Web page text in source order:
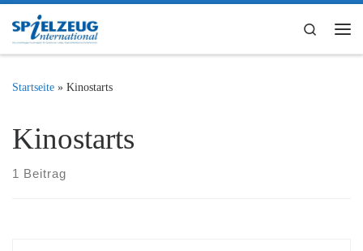
Zum Inhalt springen
Search
Startseite » Kinostarts
Kinostarts
1 Beitrag